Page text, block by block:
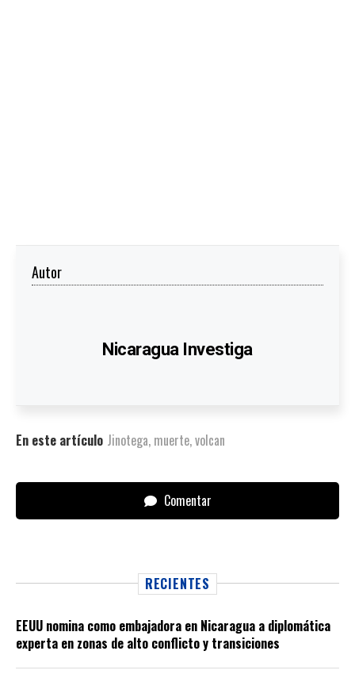
Autor
Nicaragua Investiga
En este artículo Jinotega, muerte,volcan
Comentar
RECIENTES
EEUU nomina como embajadora en Nicaragua a diplomática
experta en zonas de alto conflicto y transiciones